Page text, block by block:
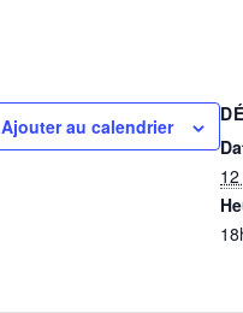
Ajouter au calendrier